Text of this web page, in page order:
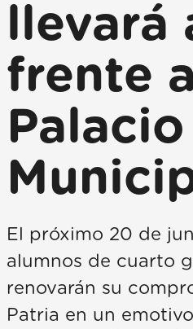
llevará
frente
Palacio
El próximo 20 de
alumnos de cuarto
renovarán su
Patria en un